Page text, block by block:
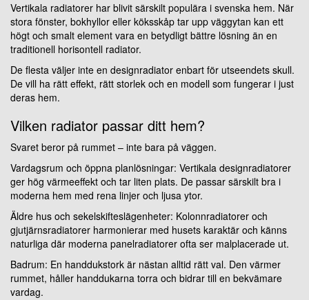
Vertikala radiatorer har blivit särskilt populära i svenska hem. När
stora fönster, bokhyllor eller köksskåp tar upp väggytan kan ett
högt och smalt element vara en betydligt bättre lösning än en
traditionell horisontell radiator.
De flesta väljer inte en designradiator enbart för utseendets skull.
De vill ha rätt effekt, rätt storlek och en modell som fungerar i just
deras hem.
Vilken radiator passar ditt hem?
Svaret beror på rummet – inte bara på väggen.
Vardagsrum och öppna planlösningar: Vertikala designradiatorer
ger hög värmeeffekt och tar liten plats. De passar särskilt bra i
moderna hem med rena linjer och ljusa ytor.
Äldre hus och sekelskifteslägenheter: Kolonnradiatorer och
gjutjärnsradiatorer harmonierar med husets karaktär och känns
naturliga där moderna panelradiatorer ofta ser malplacerade ut.
Badrum: En handdukstork är nästan alltid rätt val. Den värmer
rummet, håller handdukarna torra och bidrar till en bekvämare
vardag.